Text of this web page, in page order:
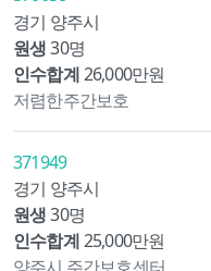
경기 양주시
원생 30명
인수합계26,000만원
저렴한주간보호
371949
경기 양주시
원생 30명
인수합계25,000만원